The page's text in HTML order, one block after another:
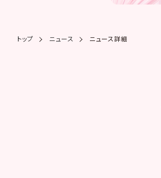
トップ ニュース ニュース詳細